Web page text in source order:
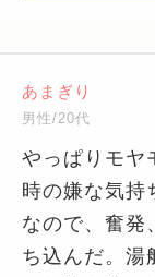
あまぎり
男性/20代
やっぱりモヤ
時の嫌な気持
なので、奮発
ち込んだ。湯